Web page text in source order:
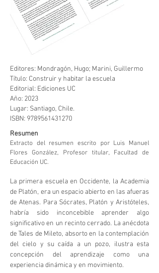
Editores: Mondragón, Hugo; Marini, Guillermo
Título: Construir y habitar la escuela
Editorial: Ediciones UC
Año: 2023
Lugar: Santiago, Chile.
ISBN: 9789561431270
Resumen
Extracto del resumen escrito por Luis Manuel
Flores González, Profesor titular, Facultad de
Educación UC.
La primera escuela en Occidente, la Academia
de Platón, era un espacio abierto en las afueras
de Atenas. Para Sócrates, Platón y Aristóteles,
habría sido inconcebible aprender algo
significativo en un recinto cerrado. La anécdota
de Tales de Mileto, absorto en la contemplación
del cielo y su caída a un pozo, ilustra esta
concepción del aprendizaje como una
experiencia dinámica y en movimiento.